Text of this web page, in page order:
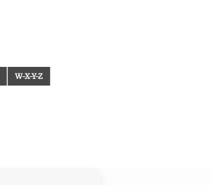
W-X-Y-Z